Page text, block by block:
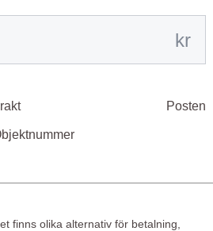
kr
Posten
finns olika alternativ för betalning,